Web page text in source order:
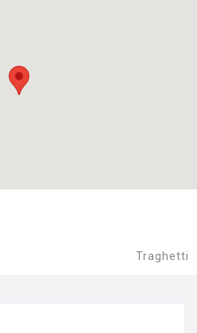
Traghetti